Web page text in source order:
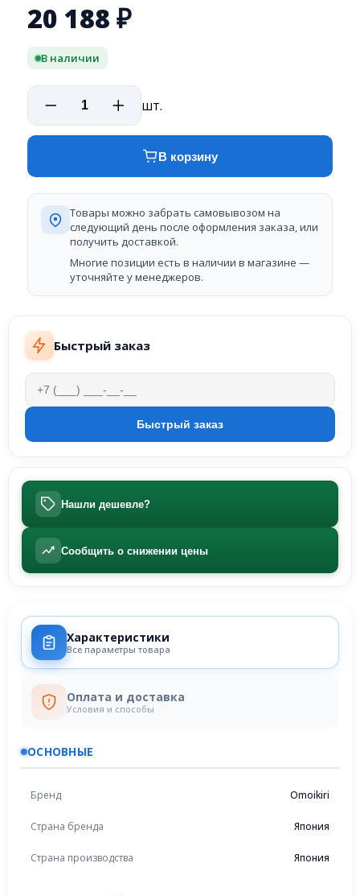
Быстрый заказ
Нашли дешевле?
Сообщить о снижении цены
20 188 ₽
В наличии
шт.
В корзину
Товары можно забрать самовывозом на
следующий день после оформления заказа, или
получить доставкой.
Многие позиции есть в наличии в магазине —
уточняйте у менеджеров.
Характеристики
Все параметры товара
Оплата и доставка
Условия и способы
ОСНОВНЫЕ
Бренд Omoikiri
Страна бренда Япония
Страна производства Япония